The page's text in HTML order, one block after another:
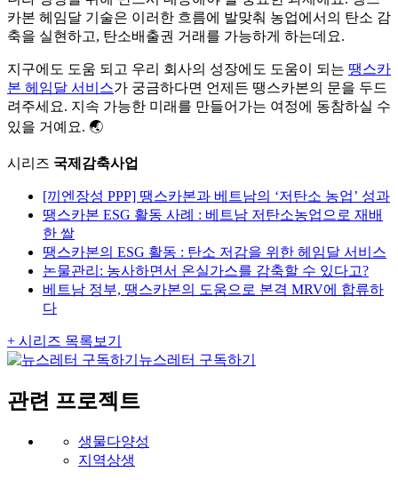
카본 헤임달 기술은 이러한 흐름에 발맞춰 농업에서의 탄소 감
축을 실현하고, 탄소배출권 거래를 가능하게 하는데요.
지구에도 도움 되고 우리 회사의 성장에도 도움이 되는 땡스카
본 헤임달 서비스가 궁금하다면 언제든 땡스카본의 문을 두드
려주세요. 지속 가능한 미래를 만들어가는 여정에 동참하실 수
있을 거예요. 🌏
시리즈 국제감축사업
[끼엔장성 PPP] 땡스카본과 베트남의 ‘저탄소 농업’ 성과
땡스카본 ESG 활동 사례 : 베트남 저탄소농업으로 재배
한 쌀
땡스카본의 ESG 활동 : 탄소 저감을 위한 헤임달 서비스
논물관리: 농사하면서 온실가스를 감축할 수 있다고?
베트남 정부, 땡스카본의 도움으로 본격 MRV에 합류하
다
+ 시리즈 목록보기
뉴스레터 구독하기
관련 프로젝트
생물다양성
지역상생